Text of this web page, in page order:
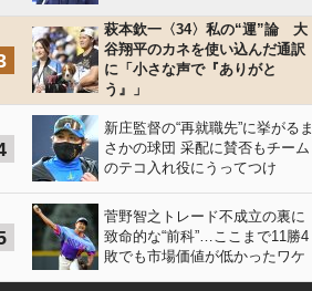
萩本欽一〈34〉私の“運”論 大
谷翔平のカネを使い込んだ通訳
に「小さな声で『ありがと
う』」
新庄監督の“再就職先”に挙がるま
さかの球団 采配に賛否もチーム
のテコ入れ役にうってつけ
菅野智之トレード不成立の裏に
致命的な“前科”…ここまで11勝4
敗でも市場価値が低かったワケ